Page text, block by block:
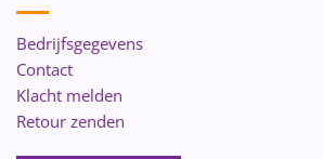
Bedrijfsgegevens
Contact
Klacht melden
Retour zenden